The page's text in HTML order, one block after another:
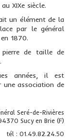
XIXe siècle.
un élément de la
par le général
1870.
de taille de
années, il est
une association de
Seré-de-Rivières
Sucy en Brie (F)
tél : 01.49.82.24.50